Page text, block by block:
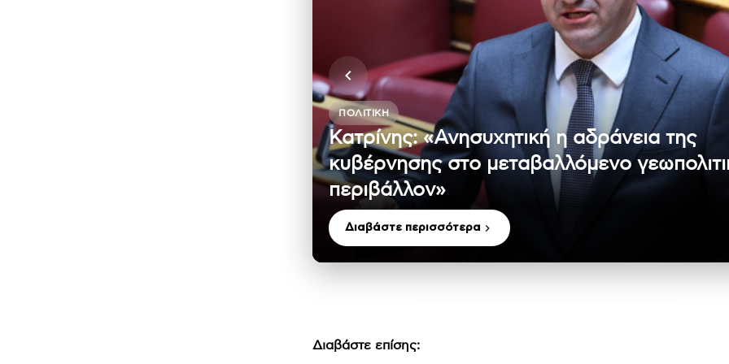
ΠΟΛΙΤΙΚΉ
Κατρίνης: «Ανησυχητική η αδράνεια της
κυβέρνησης στο μεταβαλλόμενο
περιβάλλον»
Διαβάστε περισσότερα
Διαβάστε επίσης: